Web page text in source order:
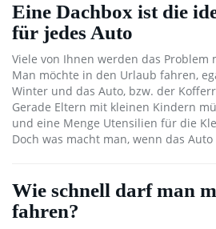
Eine Dachbox ist die
für jedes Auto
Viele von Ihnen werden das Problem
Man möchte in den Urlaub fahren,
Winter und das Auto, bzw. der
Gerade Eltern mit kleinen Kindern
und eine Menge Utensilien für die
Doch was macht man, wenn das
Wie schnell darf man
fahren?